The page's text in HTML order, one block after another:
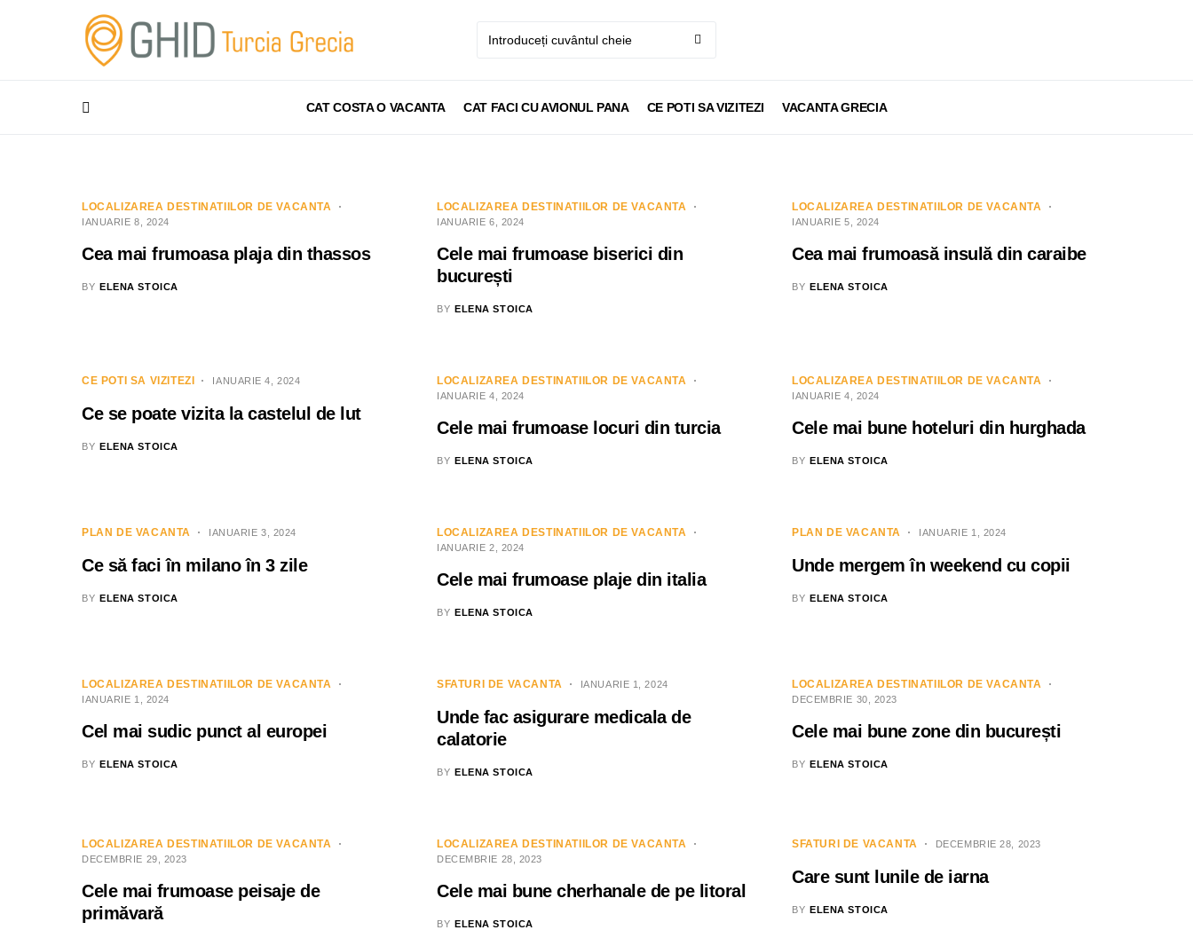
CAT COSTA O VACANTA CAT FACI CU AVIONUL PANA CE POTI SA VIZITEZI VACANTA GRECIA
LOCALIZAREA DESTINATIILOR DE VACANTA
IANUARIE 8, 2024
Cea mai frumoasa plaja din thassos
BY ELENA STOICA
LOCALIZAREA DESTINATIILOR DE VACANTA
IANUARIE 6, 2024
Cele mai frumoase biserici din
bucurești
BY ELENA STOICA
LOCALIZAREA DESTINATIILOR DE VACANTA
IANUARIE 5, 2024
Cea mai frumoasă insulă din caraibe
BY ELENA STOICA
CE POTI SA VIZITEZI IANUARIE 4, 2024
Ce se poate vizita la castelul de lut
BY ELENA STOICA
LOCALIZAREA DESTINATIILOR DE VACANTA
IANUARIE 4, 2024
Cele mai frumoase locuri din turcia
BY ELENA STOICA
LOCALIZAREA DESTINATIILOR DE VACANTA
IANUARIE 4, 2024
Cele mai bune hoteluri din hurghada
BY ELENA STOICA
PLAN DE VACANTA IANUARIE 3, 2024
Ce să faci în milano în 3 zile
BY ELENA STOICA
LOCALIZAREA DESTINATIILOR DE VACANTA
IANUARIE 2, 2024
Cele mai frumoase plaje din italia
BY ELENA STOICA
PLAN DE VACANTA IANUARIE 1, 2024
Unde mergem în weekend cu copii
BY ELENA STOICA
LOCALIZAREA DESTINATIILOR DE VACANTA
IANUARIE 1, 2024
Cel mai sudic punct al europei
BY ELENA STOICA
SFATURI DE VACANTA IANUARIE 1, 2024
Unde fac asigurare medicala de
calatorie
BY ELENA STOICA
LOCALIZAREA DESTINATIILOR DE VACANTA
DECEMBRIE 30, 2023
Cele mai bune zone din bucurești
BY ELENA STOICA
LOCALIZAREA DESTINATIILOR DE VACANTA
DECEMBRIE 29, 2023
Cele mai frumoase peisaje de
primăvară
LOCALIZAREA DESTINATIILOR DE VACANTA
DECEMBRIE 28, 2023
Cele mai bune cherhanale de pe litoral
BY ELENA STOICA
SFATURI DE VACANTA DECEMBRIE 28, 2023
Care sunt lunile de iarna
BY ELENA STOICA